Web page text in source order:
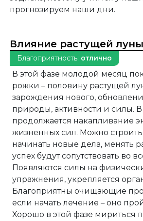
прогнозируем наши дни.
Влияние растущей луны
Благоприятность: отлично
В этой фазе молодой месяц
рожки – половину растущей
зарождения нового,
природы, активности и силы. В
продолжается накапливание
жизненных сил. Можно
начинать новые дела, менять
успех будут сопутствовать во
Появляются силы на
упражнения, укрепляется
Благоприятны очищающие
если начать лечение – оно
Хорошо в этой фазе мириться